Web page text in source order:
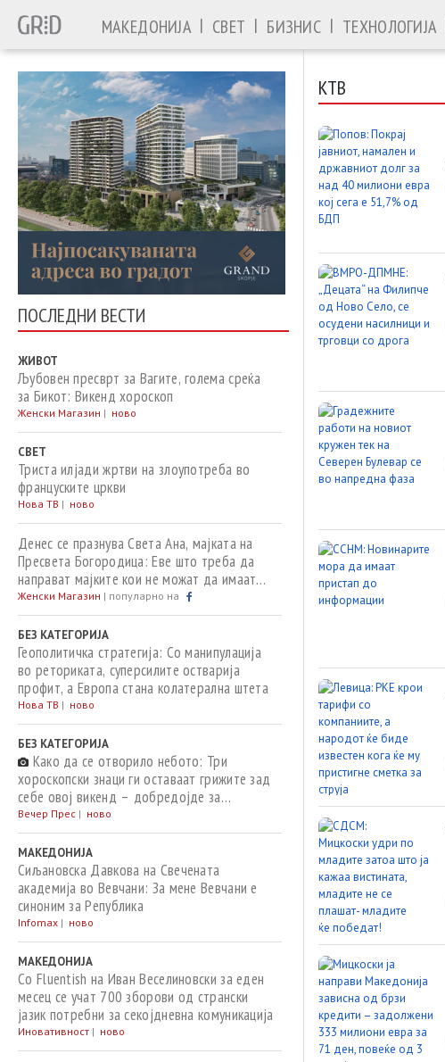
МАКЕДОНИЈА | СВЕТ | БИЗНИС | ТЕХНОЛОГИЈА
ПОСЛЕДНИ ВЕСТИ
ЖИВОТ
Љубовен пресврт за Вагите, голема среќа
за Бикот: Викенд хороскоп
Женски Магазин | ново
СВЕТ
Триста илјади жртви на злоупотреба во
француските цркви
Нова ТВ | ново
Денес се празнува Света Ана, мајката на
Пресвета Богородица: Еве што треба да
направат мајките кои не можат да имаат
деца
Женски Магазин | популарно на
БЕЗ КАТЕГОРИЈА
Геополитичка стратегија: Со манипулација
во реториката, суперсилите остварија
профит, а Европа стана колатерална штета
Нова ТВ | ново
БЕЗ КАТЕГОРИЈА
Како да се отворило небото: Три
хороскопски знаци ги оставаат грижите зад
себе овој викенд – добредојде за
посреќните денови
Вечер Прес | ново
МАКЕДОНИЈА
Сиљановска Давкова на Свечената
академија во Вевчани: За мене Вевчани е
синоним за Република
Infomax | ново
МАКЕДОНИЈА
Со Fluentish на Иван Веселиновски за еден
месец се учат 700 зборови од странски
јазик потребни за секојдневна комуникација
Иновативност | ново
КТВ